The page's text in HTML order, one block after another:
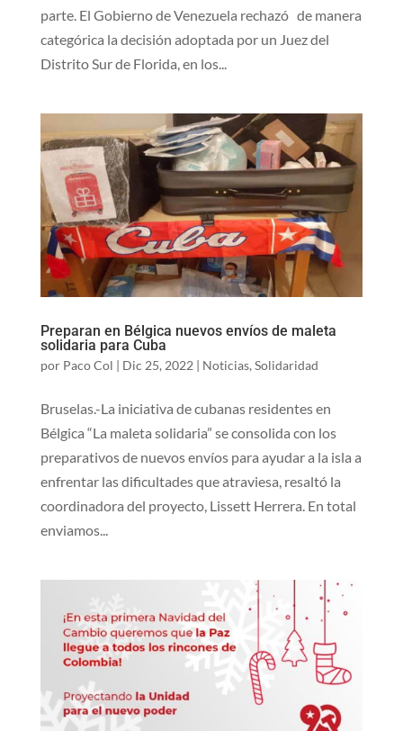
parte. El Gobierno de Venezuela rechazó de manera
categórica la decisión adoptada por un Juez del
Distrito Sur de Florida, en los...
Preparan en Bélgica nuevos envíos de maleta
solidaria para Cuba
por Paco Col | Dic 25, 2022 | Noticias, Solidaridad
Bruselas.-La iniciativa de cubanas residentes en
Bélgica “La maleta solidaria” se consolida con los
preparativos de nuevos envíos para ayudar a la isla a
enfrentar las dificultades que atraviesa, resaltó la
coordinadora del proyecto, Lissett Herrera. En total
enviamos...